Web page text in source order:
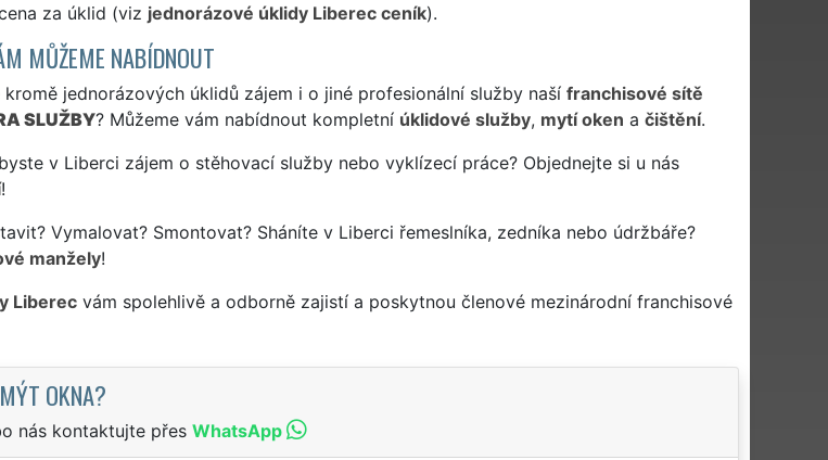
za úklid (viz jednorázové úklidy Liberec ceník).
MŮŽEME NABÍDNOUT
kromě jednorázových úklidů zájem i o jiné profesionální služby naší franchisové sítě
SLUŽBY? Můžeme vám nabídnout kompletní úklidové služby, mytí oken a čištění.
v Liberci zájem o stěhovací služby nebo vyklízecí práce? Objednejte si u nás
!
Vymalovat? Smontovat? Sháníte v Liberci řemeslníka, zedníka nebo údržbáře?
manžely!
Liberecvám spolehlivě a odborně zajistí a poskytnou členové mezinárodní franchisové
OKNA?
nás kontaktujte přes WhatsApp